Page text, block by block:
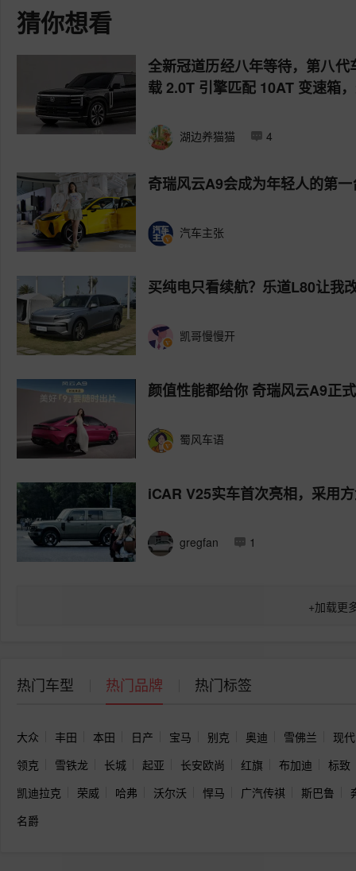
猜你想看
全新冠道历经八年等待，第八
载 2.0T 引擎匹配 10AT 变速箱
湖边养猫猫 4
奇瑞风云A9会成为年轻人的第
汽车主张
买纯电只看续航？乐道L80让我
凯哥慢慢开
颜值性能都给你 奇瑞风云A9正
蜀风车语
iCAR V25实车首次亮相，采用
gregfan 1
+加载更
热门车型 热门品牌 热门标签
大众 丰田 本田 日产 宝马 别克 奥迪 雪佛兰
现代
领克
雪铁龙 长城 起亚 长安欧尚 红旗 布加迪
标致
凯迪拉克
荣威 哈弗 沃尔沃 悍马 广汽传祺 斯巴鲁
名爵